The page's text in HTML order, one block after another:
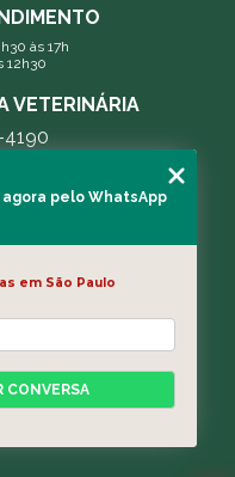
às 17h
12h30
VETERINÁRIA
4190
agora pelo WhatsApp
em São Paulo
CONVERSA